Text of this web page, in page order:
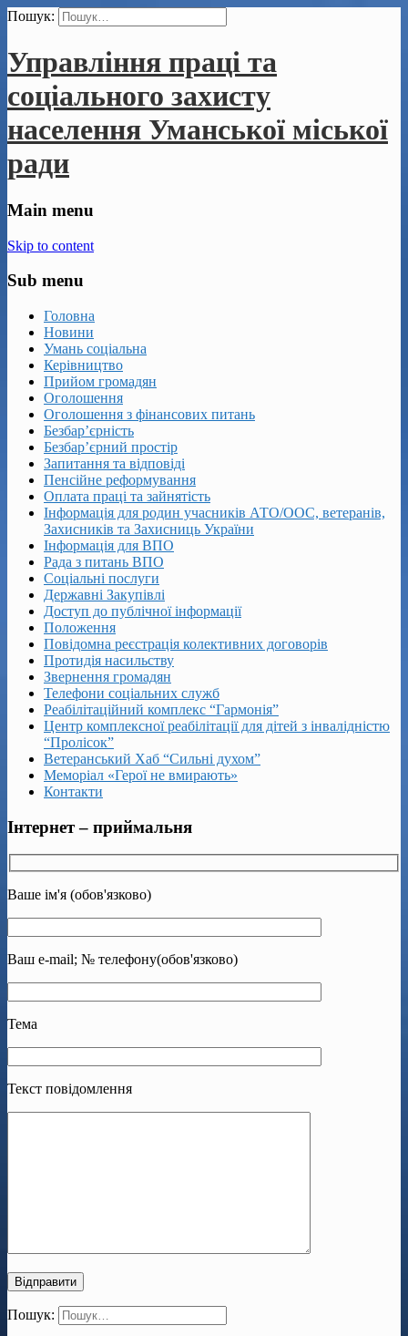
Пошук:
Управління праці та
соціального захисту
населення Уманської міської
ради
Main menu
Skip to content
Sub menu
Головна
Новини
Умань соціальна
Керівництво
Прийом громадян
Оголошення
Оголошення з фінансових питань
Безбар’єрність
Безбар’єрний простір
Запитання та відповіді
Пенсійне реформування
Оплата праці та зайнятість
Інформація для родин учасників АТО/ООС, ветеранів,
Захисників та Захисниць України
Інформація для ВПО
Рада з питань ВПО
Соціальні послуги
Державні Закупівлі
Доступ до публічної інформації
Положення
Повідомна реєстрація колективних договорів
Протидія насильству
Звернення громадян
Телефони соціальних служб
Реабілітаційний комплекс “Гармонія”
Центр комплексної реабілітації для дітей з інвалідністю
“Пролісок”
Ветеранський Хаб “Сильні духом”
Меморіал «Герої не вмирають»
Контакти
Інтернет – приймальня
Ваше ім'я (обов'язково)
Ваш e-mail; № телефону(обов'язково)
Тема
Текст повідомлення
Пошук: